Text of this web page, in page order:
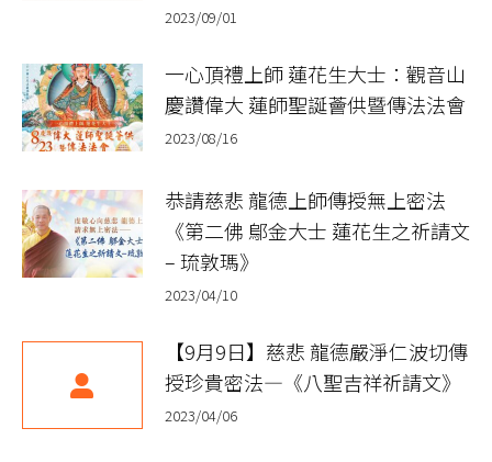
2023/09/01
一心頂禮上師 蓮花生大士：觀音山
慶讚偉大 蓮師聖誕薈供暨傳法法會
2023/08/16
恭請慈悲 龍德上師傳授無上密法
《第二佛 鄔金大士 蓮花生之祈請文
– 琉敦瑪》
2023/04/10
【9月9日】慈悲 龍德嚴淨仁波切傳
授珍貴密法—《八聖吉祥祈請文》
2023/04/06